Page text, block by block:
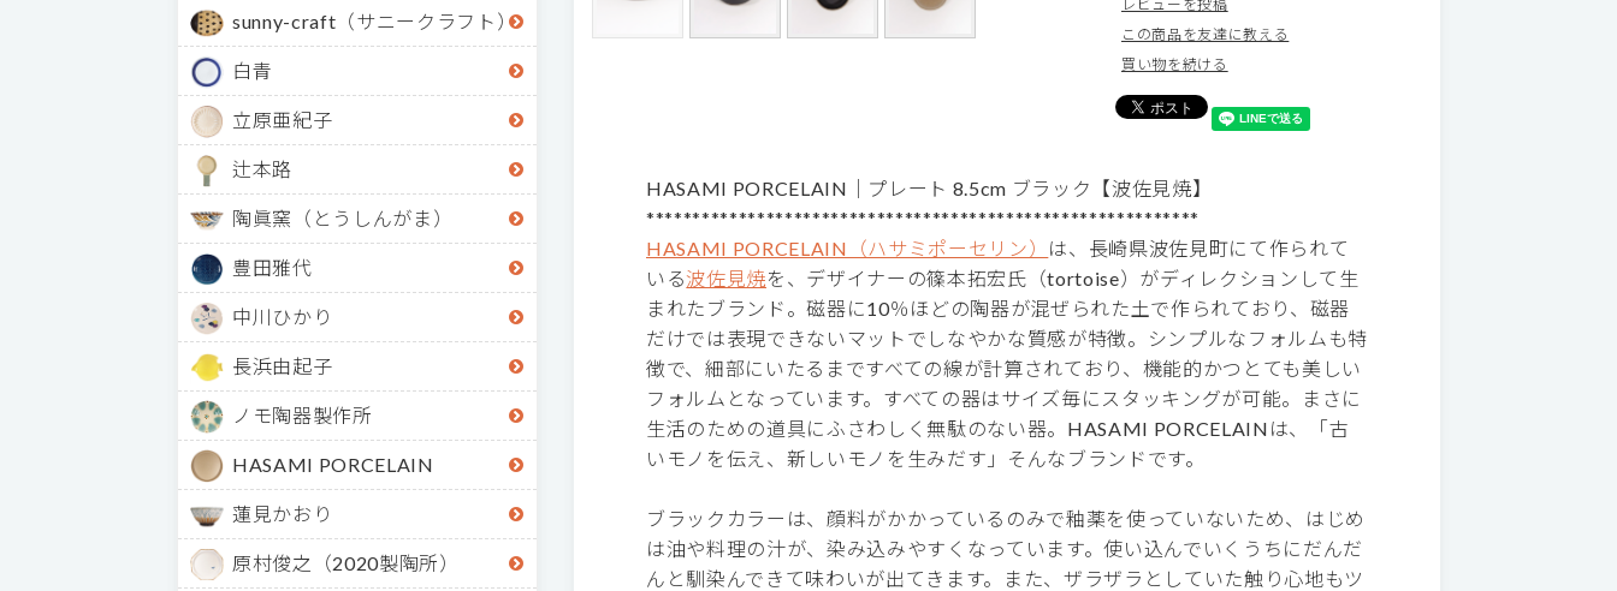
sunny-craft（サニークラフト）
白青
立原亜紀子
辻本路
陶眞窯（とうしんがま）
豊田雅代
中川ひかり
長浜由起子
ノモ陶器製作所
HASAMI PORCELAIN
蓮見かおり
原村俊之（2020製陶所）
レビューを投稿
この商品を友達に教える
買い物を続ける
HASAMI PORCELAIN｜プレート 8.5cm ブラック【波佐見焼】
************************************************************
HASAMI PORCELAIN（ハサミポーセリン） は、長崎県波佐見町にて作られて
いる波佐見焼を、デザイナーの篠本拓宏氏（tortoise）がディレクションして生
まれたブランド。磁器に10％ほどの陶器が混ぜられた土で作られており、磁器
だけでは表現できないマットでしなやかな質感が特徴。シンプルなフォルムも特
徴で、細部にいたるまですべての線が計算されており、機能的かつとても美しい
フォルムとなっています。すべての器はサイズ毎にスタッキングが可能。まさに
生活のための道具にふさわしく無駄のない器。HASAMI PORCELAINは、「古
いモノを伝え、新しいモノを生みだす」そんなブランドです。
ブラックカラーは、顔料がかかっているのみで釉薬を使っていないため、はじめ
は油や料理の汁が、染み込みやすくなっています。使い込んでいくうちにだんだ
んと馴染んできて味わいが出てきます。また、ザラザラとしていた触り心地もツ